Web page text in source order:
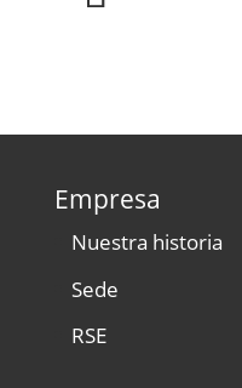
Empresa
Nuestra historia
Sede
RSE